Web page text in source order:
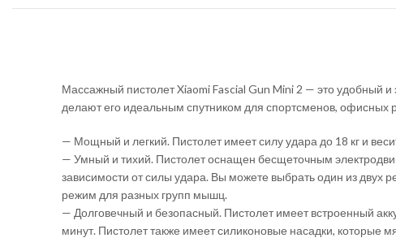
Массажный пистолет Xiaomi Fascial Gun Mini 2 — это
делают его идеальным спутником для спортсменов, офисных
— Мощный и легкий. Пистолет имеет силу удара до 18 кг и
— Умный и тихий. Пистолет оснащен бесщеточным
зависимости от силы удара. Вы можете выбрать один из
режим для разных групп мышц.
— Долговечный и безопасный. Пистолет имеет встроенный
минут. Пистолет также имеет силиконовые насадки,